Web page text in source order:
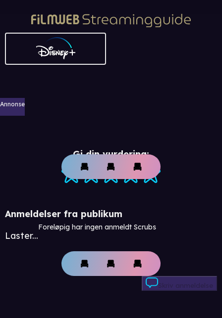
Annonse
Gi din vurdering:
Anmeldelser fra publikum
Laster...
Foreløpig har ingen anmeldt Scrubs
Skriv anmeldelse